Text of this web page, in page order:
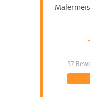
57